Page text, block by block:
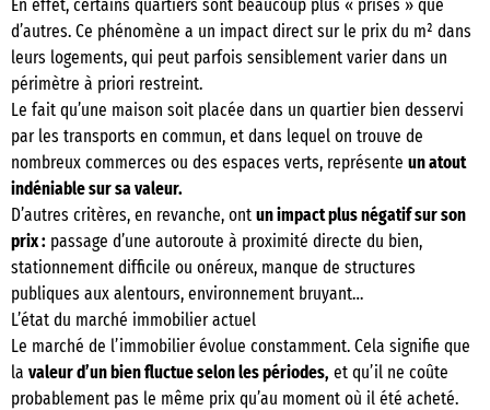
En effet, certains quartiers sont beaucoup plus « prisés » que
d’autres. Ce phénomène a un impact direct sur le prix du m² dans
leurs logements, qui peut parfois sensiblement varier dans un
périmètre à priori restreint.
Le fait qu’une maison soit placée dans un quartier bien desservi
par les transports en commun, et dans lequel on trouve de
nombreux commerces ou des espaces verts, représente un atout
indéniable sur sa valeur.
D’autres critères, en revanche, ont un impact plus négatif sur son
prix : passage d’une autoroute à proximité directe du bien,
stationnement difficile ou onéreux, manque de structures
publiques aux alentours, environnement bruyant…
L’état du marché immobilier actuel
Le marché de l’immobilier évolue constamment. Cela signifie que
la valeur d’un bien fluctue selon les périodes, et qu’il ne coûte
probablement pas le même prix qu’au moment où il été acheté.